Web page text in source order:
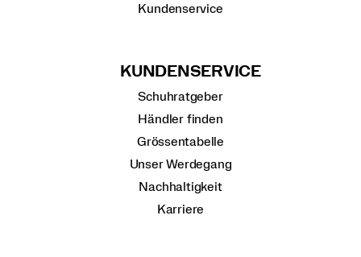
Kundenservice
KUNDENSERVICE
Schuhratgeber
Händler finden
Grössentabelle
Unser Werdegang
Nachhaltigkeit
Karriere